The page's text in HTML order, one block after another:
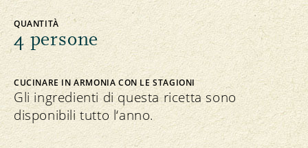
QUANTITÀ
4 persone
CUCINARE IN ARMONIA CON LE STAGIONI
Gli ingredienti di questa ricetta sono
disponibili tutto l‘anno.